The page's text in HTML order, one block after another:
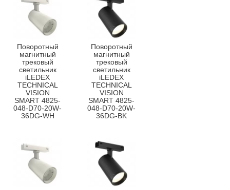
Поворотный
магнитный
трековый
светильник
iLEDEX
TECHNICAL
VISION
SMART 4825-
048-D70-20W-
36DG-WH
Поворотный
магнитный
трековый
светильник
iLEDEX
TECHNICAL
VISION
SMART 4825-
048-D70-20W-
36DG-BK